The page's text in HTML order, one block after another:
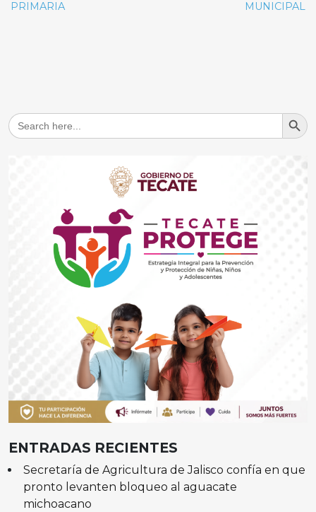
PRIMARIA
MUNICIPAL
Search
for:
Search
ENTRADAS RECIENTES
Secretaría de Agricultura de Jalisco confía en que
pronto levanten bloqueo al aguacate
michoacano